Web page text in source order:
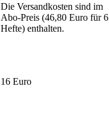
Die Versandkosten sind im
Abo-Preis (46,80 Euro für 6
Hefte) enthalten.
16 Euro